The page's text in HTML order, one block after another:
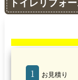
トイレリフォ
1 お見積り